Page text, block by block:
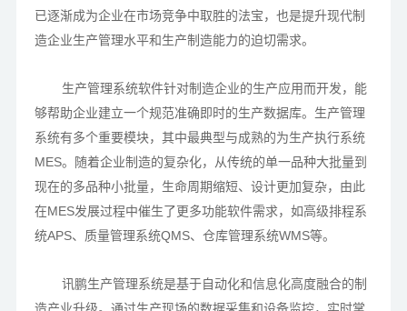
已逐渐成为企业在市场竞争中取胜的法宝，也是提升现代制
造企业生产管理水平和生产制造能力的迫切需求。
生产管理系统软件针对制造企业的生产应用而开发，能
够帮助企业建立一个规范准确即时的生产数据库。生产管理
系统有多个重要模块，其中最典型与成熟的为生产执行系统
MES。随着企业制造的复杂化，从传统的单一品种大批量到
现在的多品种小批量，生命周期缩短、设计更加复杂，由此
在MES发展过程中催生了更多功能软件需求，如高级排程系
统APS、质量管理系统QMS、仓库管理系统WMS等。
讯鹏生产管理系统是基于自动化和信息化高度融合的制